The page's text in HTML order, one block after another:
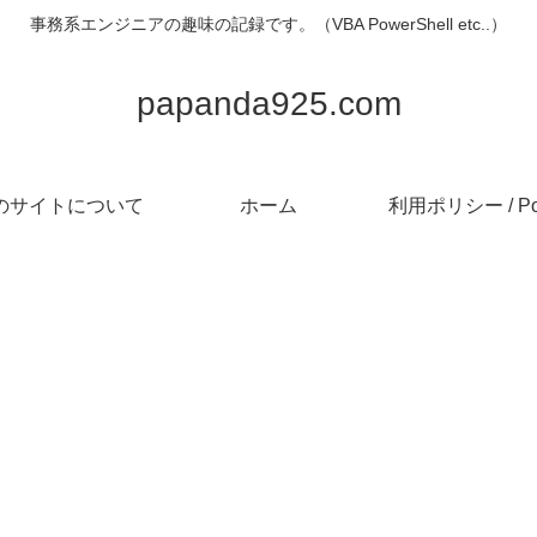
事務系エンジニアの趣味の記録です。（VBA PowerShell etc..）
papanda925.com
サイトについて ホーム 利用ポリシー /